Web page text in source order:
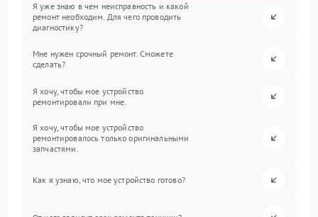
Я уже знаю в чем неисправность и какой
ремонт необходим. Для чего проводить
диагностику?
Мне нужен срочный ремонт. Сможете
сделать?
Я хочу, чтобы мое устройство
ремонтировали при мне.
Я хочу, чтобы мое устройство
ремонтировалось только оригинальными
запчастями.
Как я узнаю, что мое устройство готово?